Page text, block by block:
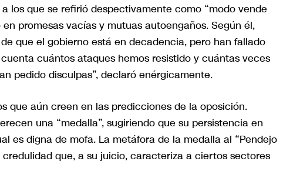
los que se refirió despectivamente como “modo vende
promesas vacías y mutuas autoengaños. Según él,
que el gobierno está en decadencia, pero han fallado
cuántos ataques hemos resistido y cuántas veces
pedido disculpas”, declaró enérgicamente.
que aún creen en las predicciones de la oposición.
una “medalla”, sugiriendo que su persistencia en
es digna de mofa. La metáfora de la medalla al “Pendejo
que, a su juicio, caracteriza a ciertos sectores